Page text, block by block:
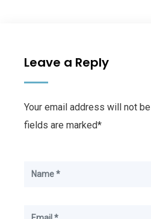
Leave a Reply
Your email address will not
fields are marked*